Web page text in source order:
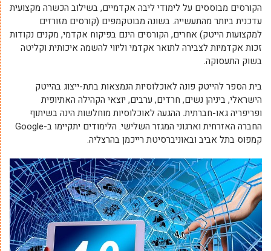
הקורסים מבוססים על לימודי ליבה אקדמיים, בשילוב הכשרה מקצועית
עדכנית ביותר מהתעשייה. בשונה מבוטקמפים (קורסים מזורזים
למקצועות הייטק) אחרים, הקורסים הינם בפיקוח אקדמי, מקנים נקודות
זכות אקדמיות לצבירה לתואר אקדמי וליווי להשמה איכותית וקליטה
בשוק התעסוקה.
בית הספר להייטק פונה לאוכלוסיות הנמצאות בתת-ייצוג בהייטק
הישראלי, ביניהן נשים, חרדים, ערבים, יוצאי הקהילה האתיופית
ופריפריה גאו-חברתית. ההגעה לאוכלוסיות מוחלשות הינה בשיתוף
החברה האזרחית וארגוני המגזר השלישי. הלימודים יתקיימו ב-Google
קמפוס בתל אביב ובאוניברסיטת רייכמן בהרצליה.